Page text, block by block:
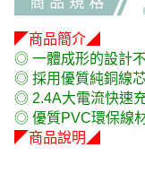
◤商品簡介◢
◎ 一體成形的設計
◎ 採用優質純銅線
◎ 2.4A大電流快速
◎ 優質PVC環保線
◤商品說明◢